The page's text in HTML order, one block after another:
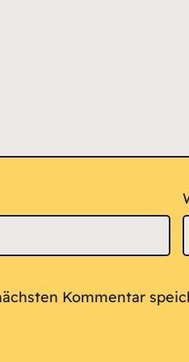
Kommentar